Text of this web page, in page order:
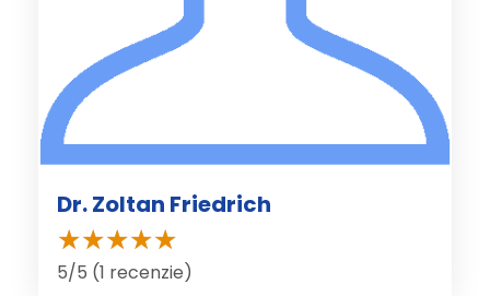
Dr. Zoltan Friedrich
5/5 (1 recenzie)